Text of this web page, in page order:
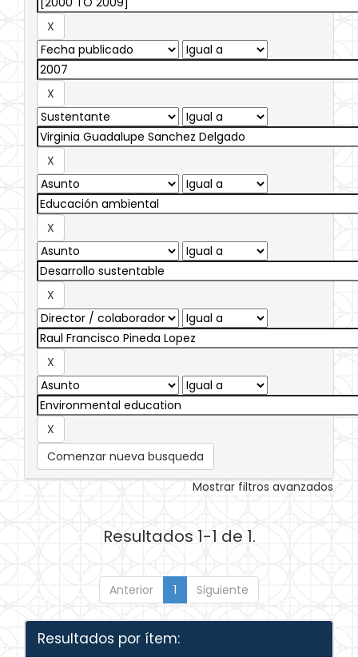
Comenzar nueva busqueda
Mostrar filtros avanzados
Resultados 1-1 de 1.
Anterior 1 Siguiente
Resultados por ítem: